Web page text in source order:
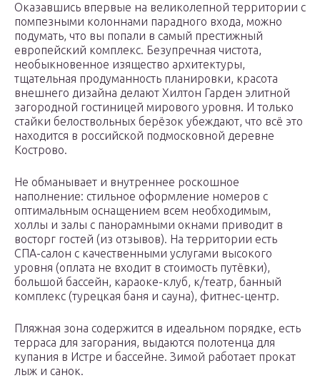
Оказавшись впервые на великолепной территории с
помпезными колоннами парадного входа, можно
подумать, что вы попали в самый престижный
европейский комплекс. Безупречная чистота,
необыкновенное изящество архитектуры,
тщательная продуманность планировки, красота
внешнего дизайна делают Хилтон Гарден элитной
загородной гостиницей мирового уровня. И только
стайки белоствольных берёзок убеждают, что всё это
находится в российской подмосковной деревне
Кострово.
Не обманывает и внутреннее роскошное
наполнение: стильное оформление номеров с
оптимальным оснащением всем необходимым,
холлы и залы с панорамными окнами приводит в
восторг гостей (из отзывов). На территории есть
СПА-салон с качественными услугами высокого
уровня (оплата не входит в стоимость путёвки),
большой бассейн, караоке-клуб, к/театр, банный
комплекс (турецкая баня и сауна), фитнес-центр.
Пляжная зона содержится в идеальном порядке, есть
терраса для загорания, выдаются полотенца для
купания в Истре и бассейне. Зимой работает прокат
лыж и санок.